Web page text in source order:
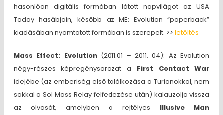
hasonlóan digitális formában látott napvilágot az USA
Today hasábjain, később az ME: Evolution “paperback”
kiadásában nyomtatott formában is szerepelt. >> letöltés
Mass Effect: Evolution(2011.01 – 2011. 04): Az Evolution
négy-részes képregénysorozat a First Contact War
idejébe (az emberiség első találkozása a Turianokkal, nem
sokkal a Sol Mass Relay felfedezése után) kalauzolja vissza
az olvasót, amelyben a rejtélyes Illusive Man